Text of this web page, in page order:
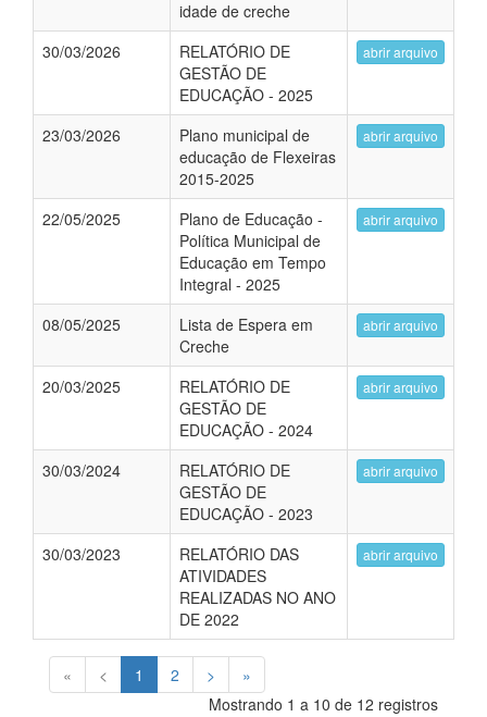
idade de creche
30/03/2026
RELATÓRIO DE
GESTÃO DE
EDUCAÇÃO - 2025
abrir arquivo
23/03/2026
Plano municipal de
educação de Flexeiras
2015-2025
abrir arquivo
22/05/2025
Plano de Educação -
Política Municipal de
Educação em Tempo
Integral - 2025
abrir arquivo
08/05/2025
Lista de Espera em
Creche
abrir arquivo
20/03/2025
RELATÓRIO DE
GESTÃO DE
EDUCAÇÃO - 2024
abrir arquivo
30/03/2024
RELATÓRIO DE
GESTÃO DE
EDUCAÇÃO - 2023
abrir arquivo
30/03/2023
RELATÓRIO DAS
ATIVIDADES
REALIZADAS NO ANO
DE 2022
abrir arquivo
« < 1 2 >
»
Mostrando 1 a 10 de 12 registros